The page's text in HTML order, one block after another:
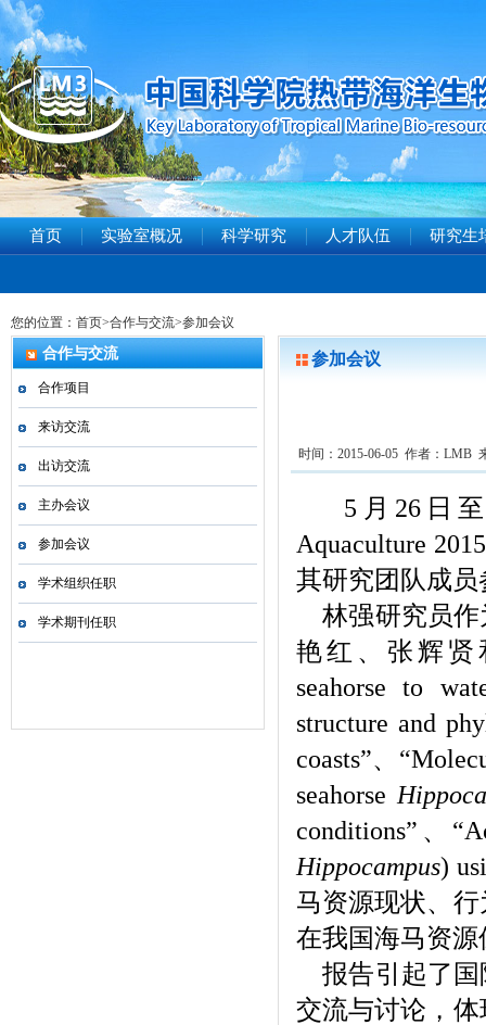
首页 实验室概况 科学研究 人才队伍 研究生
您的位置： 首页>合作与交流>参加会议
合作与交流
合作项目
来访交流
出访交流
主办会议
参加会议
学术组织任职
学术期刊任职
参加会议
时间：2015-06-05 作者：LMB
5 月 26日
Aquaculture 2015
其研究团队成
林强研究员作
艳红、张辉
seahorse to
structure and
coasts”、
seahorse
conditions” 、
Hippocampus)
马资源现状、
在我国海马资
报告引起了国
交流与讨论，